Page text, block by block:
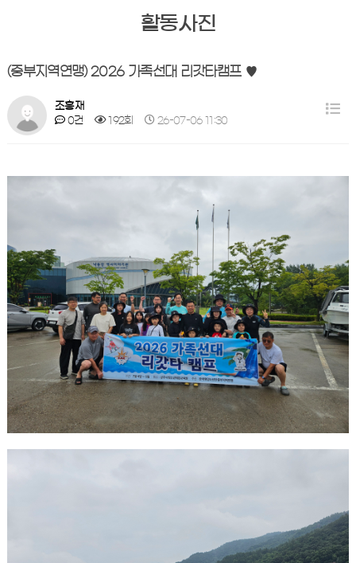
활동사진
(중부지역연맹) 2026 가족선대 리갓타캠프 ♥
조흥재
0건
192회 26-07-06 11:30